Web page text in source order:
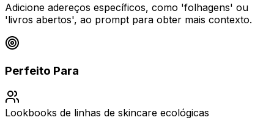
Adicione adereços específicos, como 'folhagens' ou
'livros abertos', ao prompt para obter mais contexto.
Perfeito Para
Lookbooks de linhas de skincare ecológicas